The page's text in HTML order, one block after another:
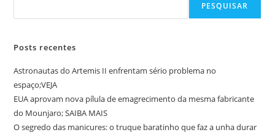
PESQUISAR
Posts recentes
Astronautas do Artemis II enfrentam sério problema no
espaço;VEJA
EUA aprovam nova pílula de emagrecimento da mesma fabricante
do Mounjaro; SAIBA MAIS
O segredo das manicures: o truque baratinho que faz a unha durar